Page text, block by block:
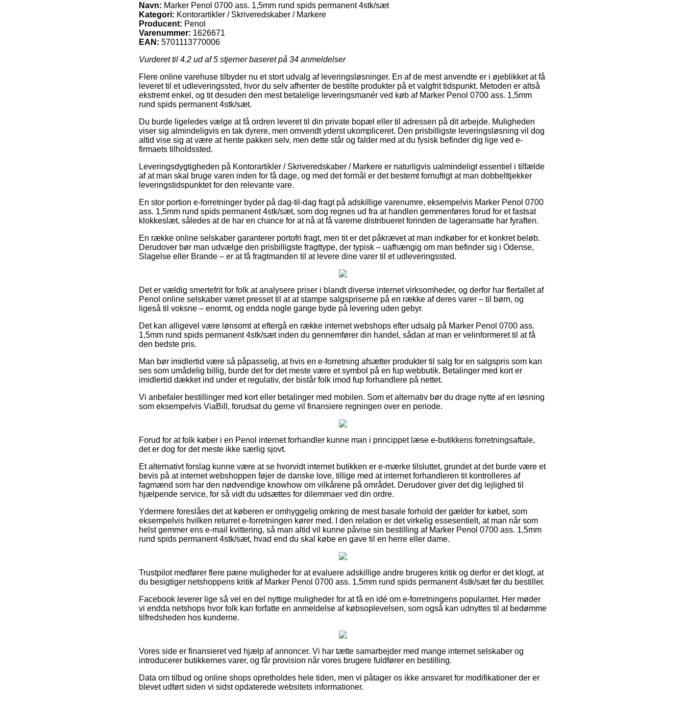
Navn: Marker Penol 0700 ass. 1,5mm rund spids permanent 4stk/sæt
Kategori: Kontorartikler / Skriveredskaber / Markere
Producent: Penol
Varenummer: 1626671
EAN: 5701113770006
Vurderet til 4.2 ud af 5 stjerner baseret på 34 anmeldelser
Flere online varehuse tilbyder nu et stort udvalg af leveringsløsninger. En af de mest anvendte er i øjeblikket at få
leveret til et udleveringssted, hvor du selv afhenter de bestilte produkter på et valgfrit tidspunkt. Metoden er altså
ekstremt enkel, og tit desuden den mest betalelige leveringsmanér ved køb af Marker Penol 0700 ass. 1,5mm
rund spids permanent 4stk/sæt.
Du burde ligeledes vælge at få ordren leveret til din private bopæl eller til adressen på dit arbejde. Muligheden
viser sig almindeligvis en tak dyrere, men omvendt yderst ukompliceret. Den prisbilligste leveringsløsning vil dog
altid vise sig at være at hente pakken selv, men dette står og falder med at du fysisk befinder dig lige ved e-
firmaets tilholdssted.
Leveringsdygtigheden på Kontorartikler / Skriveredskaber / Markere er naturligvis ualmindeligt essentiel i tilfælde
af at man skal bruge varen inden for få dage, og med det formål er det bestemt fornuftigt at man dobbelttjekker
leveringstidspunktet for den relevante vare.
En stor portion e-forretninger byder på dag-til-dag fragt på adskillige varenumre, eksempelvis Marker Penol 0700
ass. 1,5mm rund spids permanent 4stk/sæt, som dog regnes ud fra at handlen gemmenføres forud for et fastsat
klokkeslæt, således at de har en chance for at nå at få varerne distribueret forinden de lageransatte har fyraften.
En række online selskaber garanterer portofri fragt, men tit er det påkrævet at man indkøber for et konkret beløb.
Derudover bør man udvælge den prisbilligste fragttype, der typisk – uafhængig om man befinder sig i Odense,
Slagelse eller Brande – er at få fragtmanden til at levere dine varer til et udleveringssted.
Det er vældig smertefrit for folk at analysere priser i blandt diverse internet virksomheder, og derfor har flertallet af
Penol online selskaber været presset til at at stampe salgspriserne på en række af deres varer – til børn, og
ligeså til voksne – enormt, og endda nogle gange byde på levering uden gebyr.
Det kan alligevel være lønsomt at eftergå en række internet webshops efter udsalg på Marker Penol 0700 ass.
1,5mm rund spids permanent 4stk/sæt inden du gennemfører din handel, sådan at man er velinformeret til at få
den bedste pris.
Man bør imidlertid være så påpasselig, at hvis en e-forretning afsætter produkter til salg for en salgspris som kan
ses som umådelig billig, burde det for det meste være et symbol på en fup webbutik. Betalinger med kort er
imidlertid dækket ind under et regulativ, der bistår folk imod fup forhandlere på nettet.
Vi anbefaler bestillinger med kort eller betalinger med mobilen. Som et alternativ bør du drage nytte af en løsning
som eksempelvis ViaBill, forudsat du gerne vil finansiere regningen over en periode.
Forud for at folk køber i en Penol internet forhandler kunne man i princippet læse e-butikkens forretningsaftale,
det er dog for det meste ikke særlig sjovt.
Et alternativt forslag kunne være at se hvorvidt internet butikken er e-mærke tilsluttet, grundet at det burde være et
bevis på at internet webshoppen føjer de danske love, tillige med at internet forhandleren tit kontrolleres af
fagmænd som har den nødvendige knowhow om vilkårene på området. Derudover giver det dig lejlighed til
hjælpende service, for så vidt du udsættes for dilemmaer ved din ordre.
Ydermere foreslåes det at køberen er omhyggelig omkring de mest basale forhold der gælder for købet, som
eksempelvis hvilken returret e-forretningen kører med. I den relation er det virkelig essesentielt, at man når som
helst gemmer ens e-mail kvittering, så man altid vil kunne påvise sin bestilling af Marker Penol 0700 ass. 1,5mm
rund spids permanent 4stk/sæt, hvad end du skal købe en gave til en herre eller dame.
Trustpilot medfører flere pæne muligheder for at evaluere adskillige andre brugeres kritik og derfor er det klogt, at
du besigtiger netshoppens kritik af Marker Penol 0700 ass. 1,5mm rund spids permanent 4stk/sæt før du bestiller.
Facebook leverer lige så vel en del nyttige muligheder for at få en idé om e-forretningens popularitet. Her møder
vi endda netshops hvor folk kan forfatte en anmeldelse af købsoplevelsen, som også kan udnyttes til at bedømme
tilfredsheden hos kunderne.
Vores side er finansieret ved hjælp af annoncer. Vi har tætte samarbejder med mange internet selskaber og
introducerer butikkernes varer, og får provision når vores brugere fuldfører en bestilling.
Data om tilbud og online shops opretholdes hele tiden, men vi påtager os ikke ansvaret for modifikationer der er
blevet udført siden vi sidst opdaterede websitets informationer.